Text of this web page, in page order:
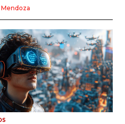
DIGITAL
PRODUCTOS
CORPORATIVA
MARCA